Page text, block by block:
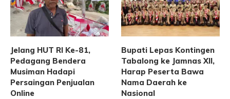
Jelang HUT RI Ke-81,
Pedagang Bendera
Musiman Hadapi
Persaingan Penjualan
Online
Bupati Lepas Kontingen
Tabalong ke Jamnas XII,
Harap Peserta Bawa
Nama Daerah ke
Nasional